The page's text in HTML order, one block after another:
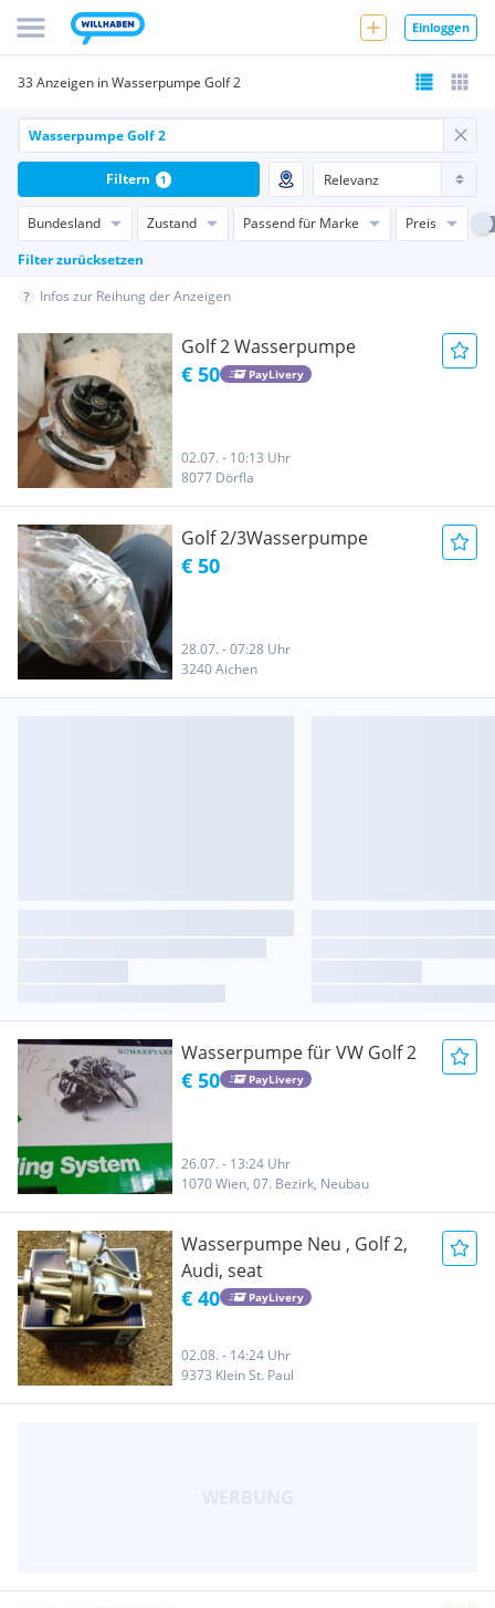
Einloggen
33 Anzeigen in Wasserpumpe Golf 2
Bundesland Zustand Passend für Marke
Preis
Filter zurücksetzen
Filtern 1
Infos zur Reihung der Anzeigen
Golf 2 Wasserpumpe
€ 50 PayLivery
02.07. - 10:13 Uhr
8077 Dörfla
Golf 2/3Wasserpumpe
€ 50
28.07. - 07:28 Uhr
3240 Aichen
Wasserpumpe für VW Golf 2
€ 50 PayLivery
26.07. - 13:24 Uhr
1070 Wien, 07. Bezirk, Neubau
Wasserpumpe Neu , Golf 2,
Audi, seat
€ 40 PayLivery
02.08. - 14:24 Uhr
9373 Klein St. Paul